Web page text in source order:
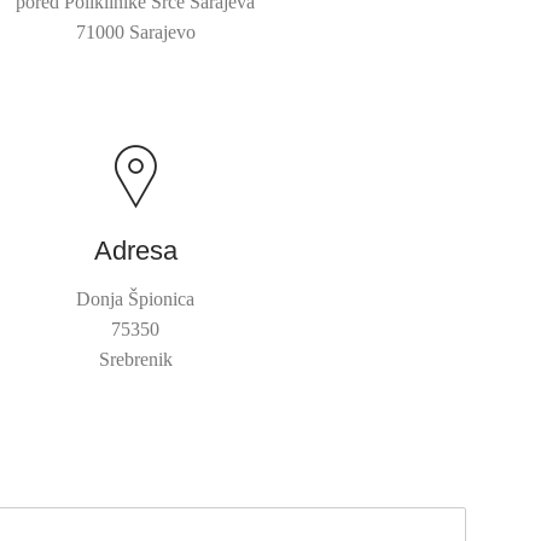
71000 Sarajevo
Adresa
Donja Špionica
75350
Srebrenik